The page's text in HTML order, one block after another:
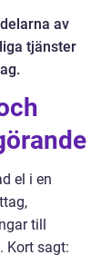
av
tjänster
el i en
till
Kort sagt: